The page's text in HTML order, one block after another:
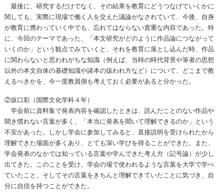
最後に、研究するだけでなく、その結果を教育にどうつなげていくかに
関しても、実際に現場で働く人を交えた議論がなされていて、今後、自身
が教育に携わっていく中でも、忘れてはならない貴重な内容であった。特
に、今回のテーマであった、「本文研究がどのように作品論につながって
いくのか」という観点でみていくと、それを教育に落とし込んだ時、作品
に関わらないと思われがちな知識（例えば、当時の時代背景や筆者の思想
以外の本文自体の基礎知識や諸本の扱われ方など）について、どこまで教
えるべきかを、今一度教員側も考えておく必要があると分かった。
②坂口彩（国際文化学科４年）
学会前に資料集で発表内容を確認したときは、読んだことのない作品や
聞き慣れない言葉が多く、「本当に発表を聞いて理解できるのか」という
不安があった。しかし学会に参加してみると、直接説明を受けられたから
理解できた場面が多くあり、とても深い学びを得ることができた。また、
学会発表のなかでは知っている言葉や学んできた考え方（記号論）が少し
出てきた。このことを受け、学会の場で使われるような言葉を大学で学べ
ていたこと、そしてその言葉をきちんと理解できていたことに気づき、自
分に自信を持つことができた。